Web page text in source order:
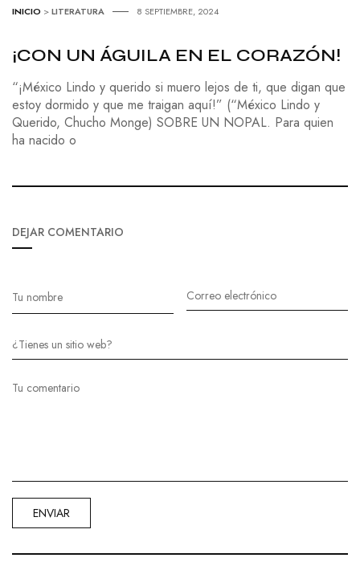
INICIO >LITERATURA 8 SEPTIEMBRE, 2024
¡CON UN ÁGUILA EN EL CORAZÓN!
“¡México Lindo y querido si muero lejos de ti, que digan que
estoy dormido y que me traigan aquí!” (“México Lindo y
Querido, Chucho Monge) SOBRE UN NOPAL. Para quien
ha nacido o
DEJAR COMENTARIO